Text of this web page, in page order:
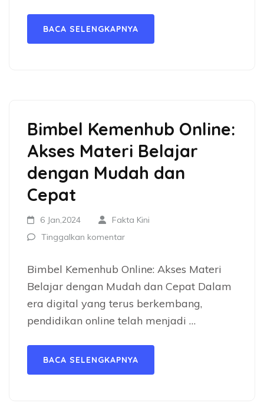
BACA SELENGKAPNYA
Bimbel Kemenhub Online:
Akses Materi Belajar
dengan Mudah dan
Cepat
6 Jan,2024
Fakta Kini
Tinggalkan komentar
Bimbel Kemenhub Online: Akses Materi
Belajar dengan Mudah dan Cepat Dalam
era digital yang terus berkembang,
pendidikan online telah menjadi …
BACA SELENGKAPNYA